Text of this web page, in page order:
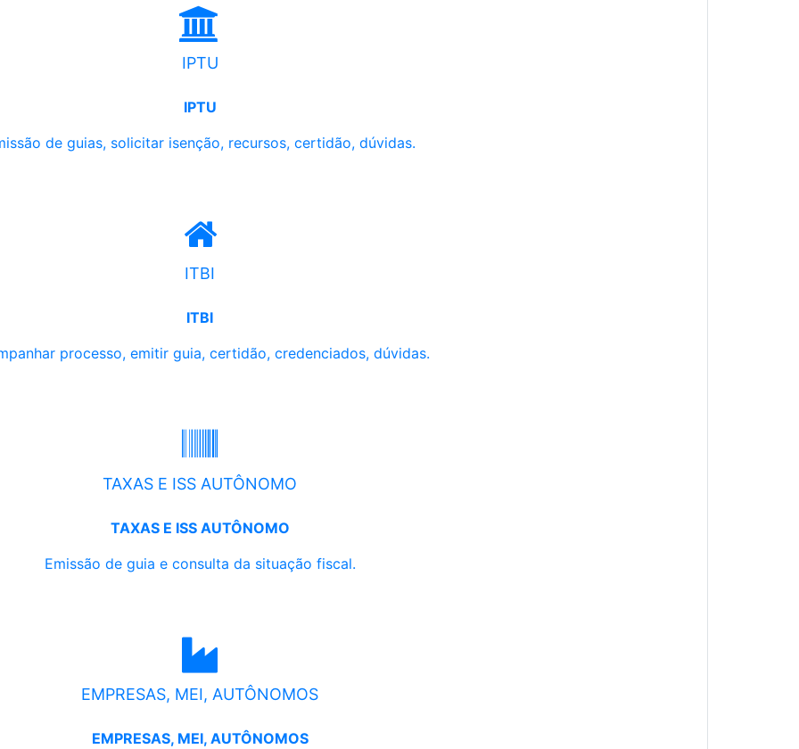
IPTU
IPTU
de guias, solicitar isenção, recursos, certidão, dúvidas.
ITBI
ITBI
processo, emitir guia, certidão, credenciados, dúvidas.
TAXAS E ISS AUTÔNOMO
TAXAS E ISS AUTÔNOMO
Emissão de guia e consulta da situação fiscal.
EMPRESAS, MEI, AUTÔNOMOS
EMPRESAS, MEI, AUTÔNOMOS